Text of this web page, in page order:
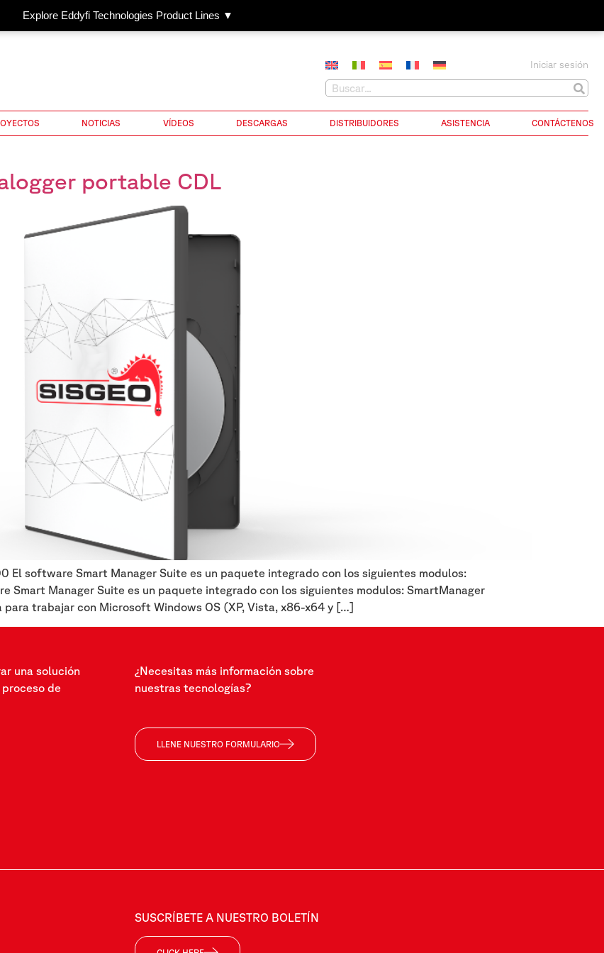
Explore Eddyfi Technologies Product Lines ▼
Iniciar sesión
NOTICIAS VÍDEOS DESCARGAS DISTRIBUIDORES ASISTENCIA CONTÁCTENOS
portable CDL
El software Smart Manager Suite es un paquete integrado con los siguientes modulos:
Smart Manager Suite es un paquete integrado con los siguientes modulos: SmartManager
trabajar con Microsoft Windows OS (XP, Vista, x86-x64 y […]
una solución
de
¿Necesitas más información sobre
nuestras tecnologías?
LLENE NUESTRO FORMULARIO
SUSCRÍBETE A NUESTRO BOLETÍN